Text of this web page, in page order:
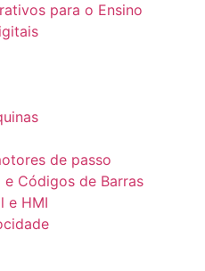
para o Ensino
de passo
e Códigos de Barras
e HMI